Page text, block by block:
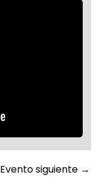
Evento siguiente →